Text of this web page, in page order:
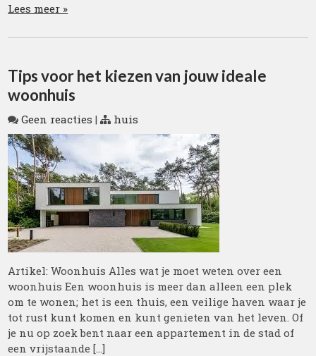
Lees meer »
Tips voor het kiezen van jouw ideale
woonhuis
Geen reacties | huis
Artikel: Woonhuis Alles wat je moet weten over een
woonhuis Een woonhuis is meer dan alleen een plek
om te wonen; het is een thuis, een veilige haven waar je
tot rust kunt komen en kunt genieten van het leven. Of
je nu op zoek bent naar een appartement in de stad of
een vrijstaande […]